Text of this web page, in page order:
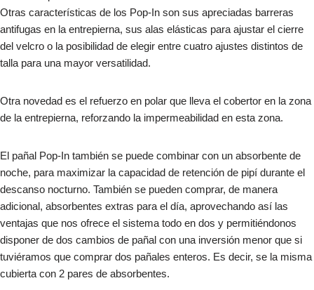
Otras características de los Pop-In son sus apreciadas barreras
antifugas en la entrepierna, sus alas elásticas para ajustar el cierre
del velcro o la posibilidad de elegir entre cuatro ajustes distintos de
talla para una mayor versatilidad.
Otra novedad es el refuerzo en polar que lleva el cobertor en la zona
de la entrepierna, reforzando la impermeabilidad en esta zona.
El pañal Pop-In también se puede combinar con un absorbente de
noche, para maximizar la capacidad de retención de pipí durante el
descanso nocturno. También se pueden comprar, de manera
adicional, absorbentes extras para el día, aprovechando así las
ventajas que nos ofrece el sistema todo en dos y permitiéndonos
disponer de dos cambios de pañal con una inversión menor que si
tuviéramos que comprar dos pañales enteros. Es decir, se la misma
cubierta con 2 pares de absorbentes.